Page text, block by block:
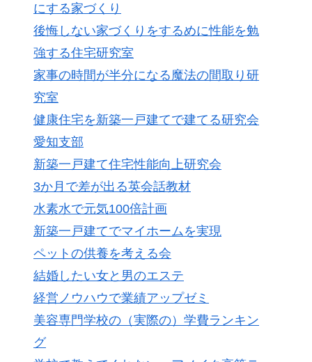
にする家づくり
後悔しない家づくりをするめに性能を勉
強する住宅研究室
家事の時間が半分になる魔法の間取り研
究室
健康住宅を新築一戸建てで建てる研究会
愛知支部
新築一戸建て住宅性能向上研究会
3か月で差が出る英会話教材
水素水で元気100倍計画
新築一戸建てでマイホームを実現
ペットの供養を考える会
結婚したい女と男のエステ
経営ノウハウで業績アップゼミ
美容専門学校の（実際の）学費ランキン
グ